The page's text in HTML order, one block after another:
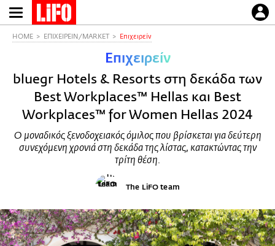
Παράκαμψη
προς
HOME ΕΠΙΧΕΙΡΕΙΝ/MARKET Επιχειρείν
Επιχειρείν
bluegr Hotels & Resorts στη δεκάδα των
Best Workplaces™ Hellas και Best
Workplaces™ for Women Hellas 2024
Ο μοναδικός ξενοδοχειακός όμιλος που βρίσκεται για δεύτερη
συνεχόμενη χρονιά στη δεκάδα της λίστας, κατακτώντας την
τρίτη θέση.
The LiFO team